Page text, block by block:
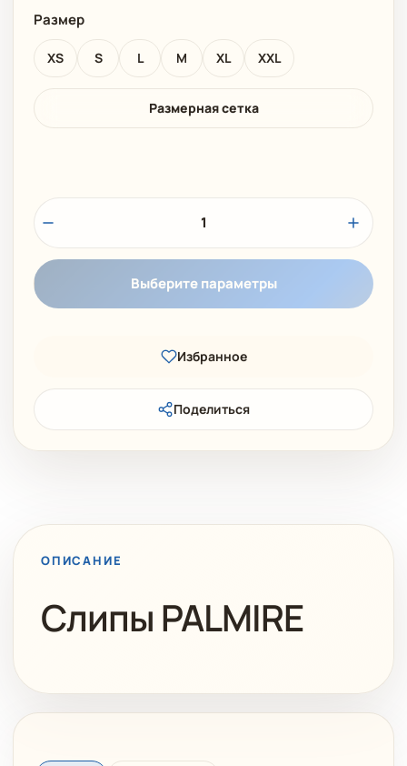
Размер
XS S L M XL XXL
Размерная сетка
1
Выберите параметры
Избранное
Поделиться
ОПИСАНИЕ
Слипы PALMIRE